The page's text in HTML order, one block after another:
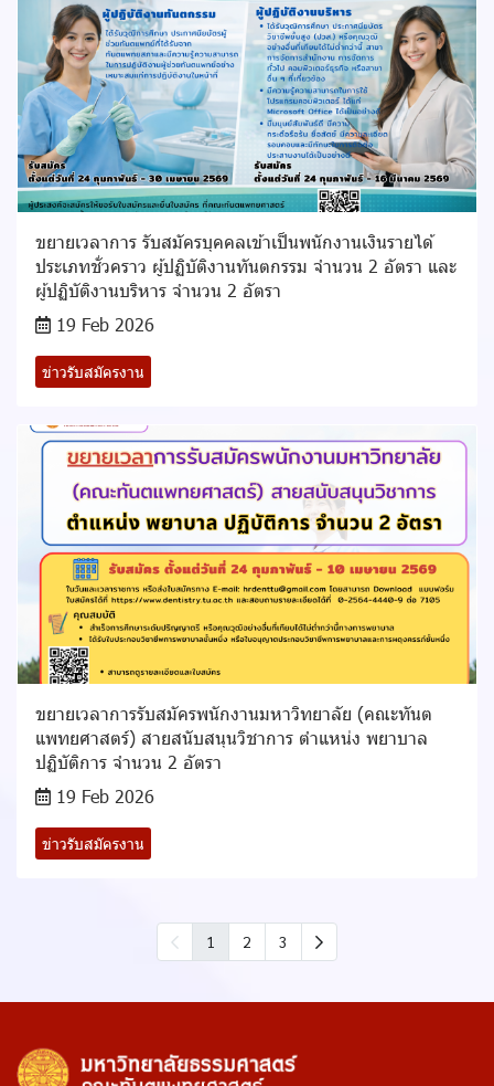
ขยายเวลาการ รับสมัครบุคคลเข้าเป็นพนักงานเงินรายได้
ประเภทชั่วคราว ผู้ปฏิบัติงานทันตกรรม จำนวน 2 อัตรา และ
ผู้ปฏิบัติงานบริหาร จำนวน 2 อัตรา
19 Feb 2026
ข่าวรับสมัครงาน
ขยายเวลาการรับสมัครพนักงานมหาวิทยาลัย (คณะทันต
แพทยศาสตร์) สายสนับสนุนวิชาการ ตำแหน่ง พยาบาล
ปฏิบัติการ จำนวน 2 อัตรา
19 Feb 2026
ข่าวรับสมัครงาน
1 2 3